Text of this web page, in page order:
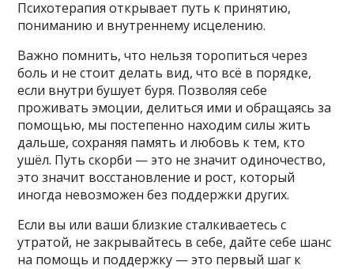
Психотерапия открывает путь к принятию,
пониманию и внутреннему исцелению.
Важно помнить, что нельзя торопиться через
боль и не стоит делать вид, что всё в порядке,
если внутри бушует буря. Позволяя себе
проживать эмоции, делиться ими и обращаясь за
помощью, мы постепенно находим силы жить
дальше, сохраняя память и любовь к тем, кто
ушёл. Путь скорби — это не значит одиночество,
это значит восстановление и рост, который
иногда невозможен без поддержки других.
Если вы или ваши близкие сталкиваетесь с
утратой, не закрывайтесь в себе, дайте себе шанс
на помощь и поддержку — это первый шаг к